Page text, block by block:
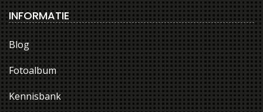
INFORMATIE
Blog
Fotoalbum
Kennisbank